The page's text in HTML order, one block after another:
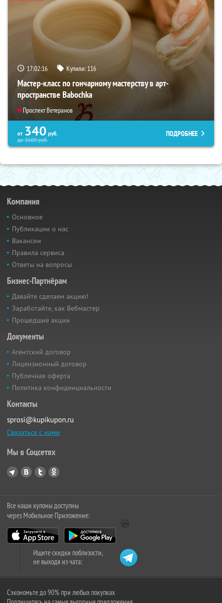
17:02:15 Купили: 116
Мастер-класс по гончарному мастерству в арт-
пространстве Babochka
Проспект Ветеранов
от 340 руб.
до3600руб.
ПОДРОБНЕЕ
Компания
Основное
Публикации о нас
Вакансии
Правила сервиса
Ответы на вопросы
Бизнес-Партнёрам
Давайте сделаем акцию!
Заработайте, как Вебмастер
Прошедшие акции
Документы
Агентский договор
Лицензионный договор
Публичная оферта
Политика конфиденциальности
Контакты
sprosi@kupikupon.ru
Связаться с нами
Мы в Соцсетях
Все наши купоны доступны
через Мобильное Приложение:
Ищите скидки поблизости,
не выходя из чата:
Сэкономьте до 90% при любых покупках